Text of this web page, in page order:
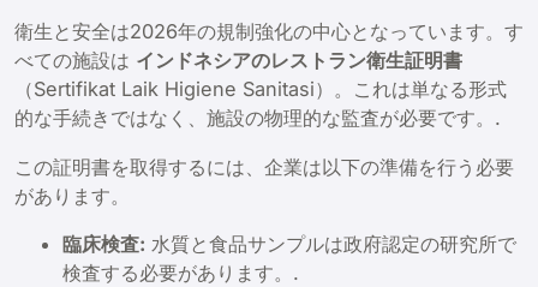
衛生と安全は2026年の規制強化の中心となっています。す
べての施設は インドネシアのレストラン衛生証明書
（Sertifikat Laik Higiene Sanitasi）。これは単なる形式
的な手続きではなく、施設の物理的な監査が必要です。.
この証明書を取得するには、企業は以下の準備を行う必要
があります。
臨床検査: 水質と食品サンプルは政府認定の研究所で
検査する必要があります。.